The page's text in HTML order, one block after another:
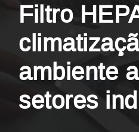
Filtro
ambiente
setores